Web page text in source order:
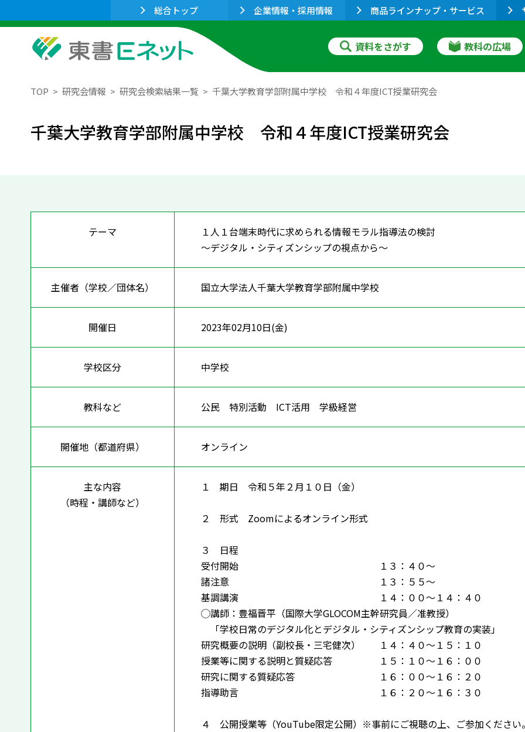
総合トップ 企業情報・採用情報 商品ラインナップ・サービス
資料をさがす 教科の広場
TOP 研究会情報 研究会検索結果一覧 千葉大学教育学部附属中学校 令和４年度ICT授業研究会
千葉大学教育学部附属中学校 令和４年度ICT授業研究会
テーマ
１人１台端末時代に求められる情報モラル指導法の検討
～デジタル・シティズンシップの視点から～
主催者（学校／団体名） 国立大学法人千葉大学教育学部附属中学校
開催日 2023年02月10日(金)
学校区分 中学校
教科など 公民 特別活動 ICT活用 学級経営
開催地（都道府県） オンライン
主な内容
（時程・講師など）
１ 期日 令和５年２月１０日（金）
２ 形式 Zoomによるオンライン形式
３ 日程
受付開始 １３：４０～
諸注意 １３：５５～
基調講演 １４：００～１４：４０
◯講師：豊福晋平（国際大学GLOCOM主幹研究員／准教授）
「学校日常のデジタル化とデジタル・シティズンシップ教育の実装」
研究概要の説明（副校長・三宅健次） １４：４０～１５：１０
授業等に関する説明と質疑応答 １５：１０～１６：００
研究に関する質疑応答 １６：００～１６：２０
指導助言 １６：２０～１６：３０
４ 公開授業等（YouTube限定公開）※事前にご視聴の上、ご参加ください